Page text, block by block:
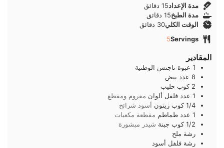
مدة الإعداد15دقائق
دقائق
مدة الطبخ15دقائق
دقائق
الوقت الكلي30 دقائق
دقائق
Servings
5
المقادير
1 عبوة ناجتس الوطنية
8 عدد بيض
2 كوب حليب
1 عدد فلفل ألوان مفروم ومقطع
1/4 كوب زيتون أسود شرائح
1 عدد طماطم مقطعة مكعبات
1/2 كوب جبنة شيدر مبشورة
رشة ملح
رشة فلفل أسود